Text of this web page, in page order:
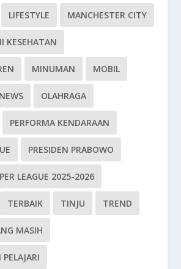
LIFESTYLE MANCHESTER CITY
KESEHATAN
MINUMAN MOBIL
NEWS OLAHRAGA
PERFORMA KENDARAAN
PRESIDEN PRABOWO
LEAGUE 2025-2026
TERBAIK TINJU TREND
MASIH